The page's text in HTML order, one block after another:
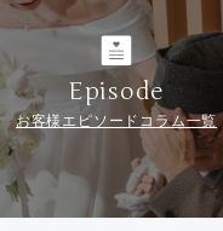
Episode
お客様エピソードコラム一覧